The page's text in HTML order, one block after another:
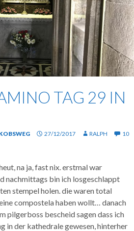
TAG 29 IN
27/12/2017 RALPH
10
na ja, fast nix. erstmal war
nachmittags bin ich losgeschlappt
stempel holen. die waren total
compostela haben wollt… danach
pilgerboss bescheid sagen dass ich
in der kathedrale gewesen, hinterher